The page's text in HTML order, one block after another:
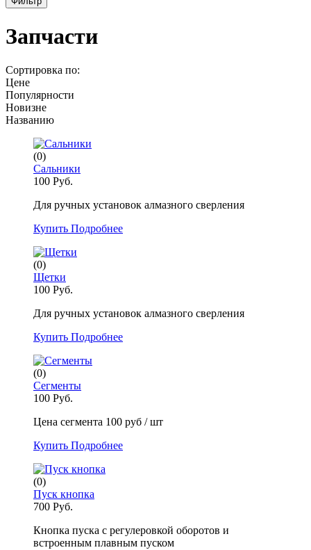
Запчасти
Сортировка по:
Цене
Популярности
Новизне
Названию
(0)
Сальники
100 Руб.
Для ручных установок алмазного сверления
Купить Подробнее
(0)
Щетки
100 Руб.
Для ручных установок алмазного сверления
Купить Подробнее
(0)
Сегменты
100 Руб.
Цена сегмента 100 руб / шт
Купить Подробнее
(0)
Пуск кнопка
700 Руб.
Кнопка пуска с регулеровкой оборотов и
встроенным плавным пуском